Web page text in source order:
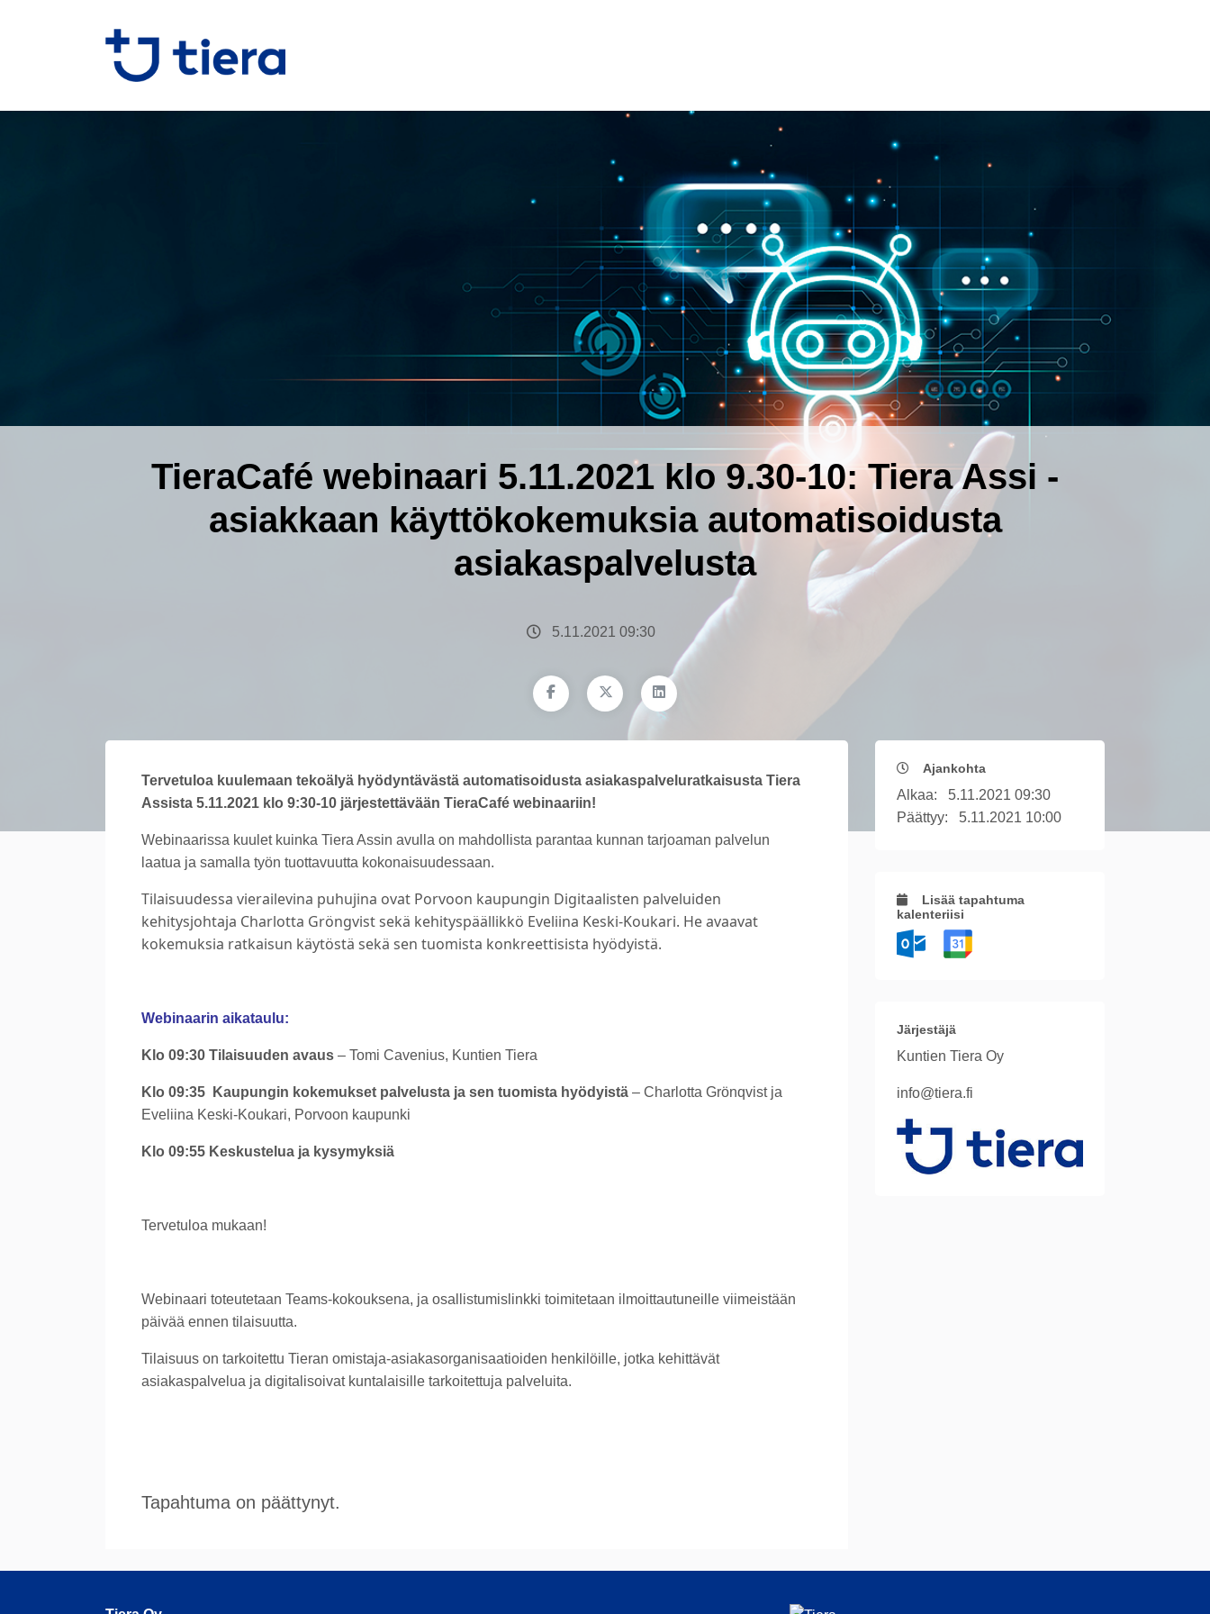
TieraCafé webinaari 5.11.2021 klo 9.30-10: Tiera Assi -
asiakkaan käyttökokemuksia automatisoidusta
asiakaspalvelusta
5.11.2021 09:30
Tervetuloa kuulemaan tekoälyä hyödyntävästä automatisoidusta asiakaspalveluratkaisusta Tiera
Assista 5.11.2021 klo 9:30-10 järjestettävään TieraCafé webinaariin!
Webinaarissa kuulet kuinka Tiera Assin avulla on mahdollista parantaa kunnan tarjoaman palvelun
laatua ja samalla työn tuottavuutta kokonaisuudessaan.
Tilaisuudessa vierailevina puhujina ovat Porvoon kaupungin Digitaalisten palveluiden
kehitysjohtaja Charlotta Gröngvist sekä kehityspäällikkö Eveliina Keski-Koukari. He avaavat
kokemuksia ratkaisun käytöstä sekä sen tuomista konkreettisista hyödyistä.
Webinaarin aikataulu:
Klo 09:30 Tilaisuuden avaus – Tomi Cavenius, Kuntien Tiera
Klo 09:35 Kaupungin kokemukset palvelusta ja sen tuomista hyödyistä – Charlotta Grönqvist ja
Eveliina Keski-Koukari, Porvoon kaupunki
Klo 09:55 Keskustelua ja kysymyksiä
Tervetuloa mukaan!
Webinaari toteutetaan Teams-kokouksena, ja osallistumislinkki toimitetaan ilmoittautuneille viimeistään
päivää ennen tilaisuutta.
Tilaisuus on tarkoitettu Tieran omistaja-asiakasorganisaatioiden henkilöille, jotka kehittävät
asiakaspalvelua ja digitalisoivat kuntalaisille tarkoitettuja palveluita.
Tapahtuma on päättynyt.
Ajankohta
Alkaa: 5.11.2021 09:30
Päättyy: 5.11.2021 10:00
Lisää tapahtuma
kalenteriisi
Järjestäjä
Kuntien Tiera Oy
info@tiera.fi